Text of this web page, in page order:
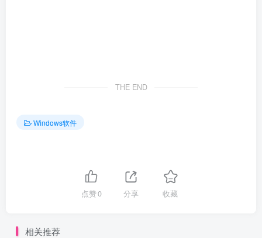
THE END
Windows软件
点赞0 分享 收藏
相关推荐